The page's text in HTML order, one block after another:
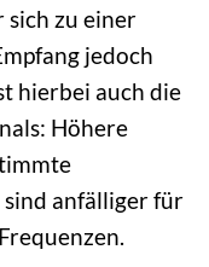
sich zu einer
jedoch
hierbei auch die
Höhere
anfälliger für